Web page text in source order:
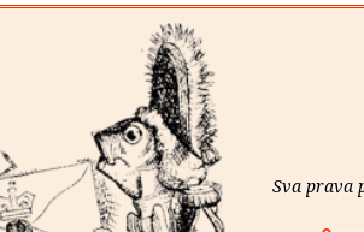
Sva prava